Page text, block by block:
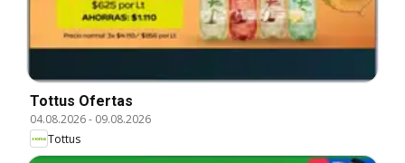
Tottus Ofertas
04.08.2026- 09.08.2026
Tottus